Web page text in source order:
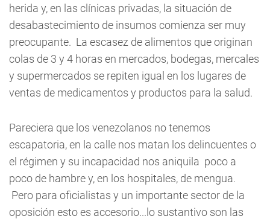
herida y, en las clínicas privadas, la situación de
desabastecimiento de insumos comienza ser muy
preocupante. La escasez de alimentos que originan
colas de 3 y 4 horas en mercados, bodegas, mercales
y supermercados se repiten igual en los lugares de
ventas de medicamentos y productos para la salud.
Pareciera que los venezolanos no tenemos
escapatoria, en la calle nos matan los delincuentes o
el régimen y su incapacidad nos aniquila poco a
poco de hambre y, en los hospitales, de mengua.
Pero para oficialistas y un importante sector de la
oposición esto es accesorio...lo sustantivo son las